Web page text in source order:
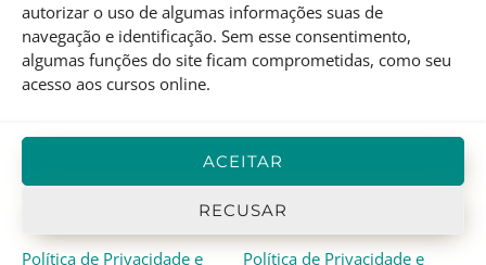
autorizar o uso de algumas informações suas de
navegação e identificação. Sem esse consentimento,
algumas funções do site ficam comprometidas, como seu
acesso aos cursos online.
ACEITAR
RECUSAR
Política de Privacidade e Política de Privacidade e
Fundado pelo Mestre Joseph Yu no Canadá, o
Feng Shui
Research Centeré um centro de pesquisas e treinamento
em Feng Shui Tradicional Chinês, Astrologia Chinesa e I
Aline Mendesrepresenta o FSRC no Brasil desde 2000, e
título de Mestre
únicaMentora Oficialdo FSRC em língua portuguesa.